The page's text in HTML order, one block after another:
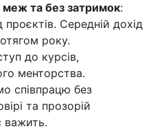
меж та без затримок:
проєктів. Середній дохід
року.
до курсів,
менторства.
співпрацю без
та прозорій
важить.